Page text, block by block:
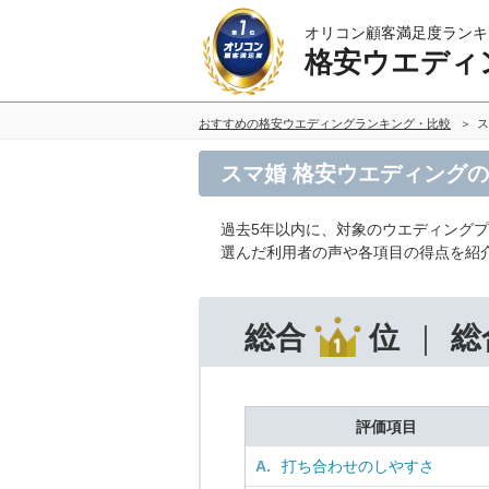
オリコン顧客満足度ラン
格安ウエディ
おすすめの格安ウエディングランキング・比較
スマ婚 格安ウエディング
過去5年以内に、対象のウエディング
選んだ利用者の声や各項目の得点を紹
総合 位 総
評価項目
A. 打ち合わせのしやすさ